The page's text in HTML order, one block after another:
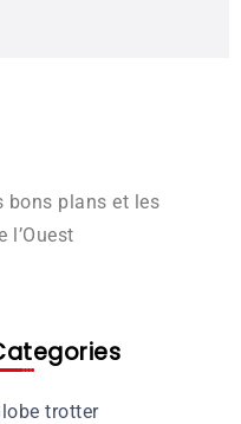
bons plans et les
l’Ouest
trotter